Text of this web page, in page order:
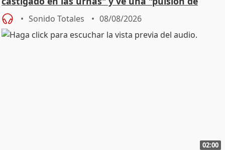
cambio"
Sonido Totales 08/08/2026
02:00